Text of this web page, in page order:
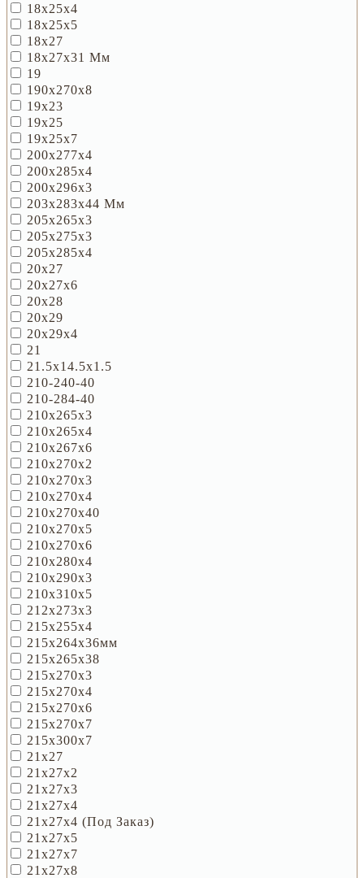
18х25х4
18х25х5
18х27
18х27х31 Мм
19
190х270х8
19х23
19х25
19х25х7
200х277х4
200х285х4
200х296х3
203х283х44 Мм
205х265х3
205х275х3
205х285х4
20х27
20х27х6
20х28
20х29
20х29х4
21
21.5x14.5x1.5
210-240-40
210-284-40
210х265х3
210х265х4
210х267х6
210х270х2
210х270х3
210х270х4
210х270х40
210х270х5
210х270х6
210х280х4
210х290х3
210х310х5
212х273х3
215х255х4
215х264х36мм
215х265х38
215х270х3
215х270х4
215х270х6
215х270х7
215х300х7
21х27
21х27х2
21х27х3
21х27х4
21х27х4 (под Заказ)
21х27х5
21х27х7
21х27х8